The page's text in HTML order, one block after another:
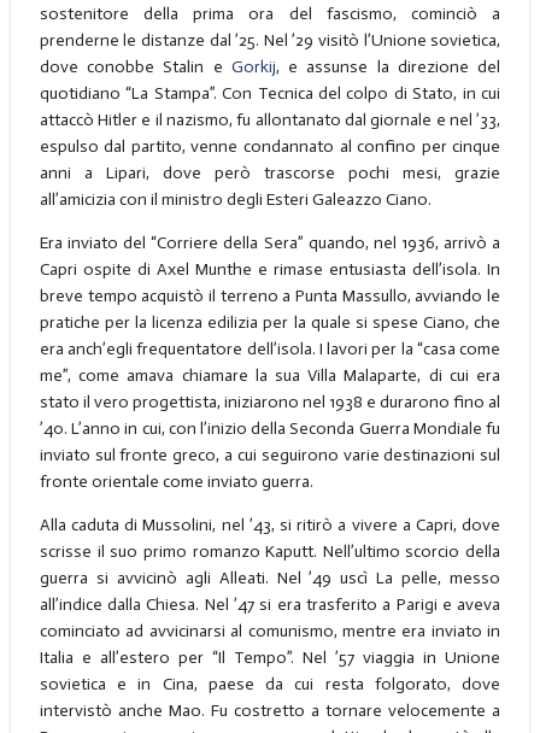
sostenitore della prima ora del fascismo, cominciò a
prenderne le distanze dal ’25. Nel ’29 visitò l’Unione sovietica,
dove conobbe Stalin e Gorkij, e assunse la direzione del
quotidiano “La Stampa”. Con Tecnica del colpo di Stato, in cui
attaccò Hitler e il nazismo, fu allontanato dal giornale e nel ’33,
espulso dal partito, venne condannato al confino per cinque
anni a Lipari, dove però trascorse pochi mesi, grazie
all’amicizia con il ministro degli Esteri Galeazzo Ciano.
Era inviato del “Corriere della Sera” quando, nel 1936, arrivò a
Capri ospite di Axel Munthe e rimase entusiasta dell’isola. In
breve tempo acquistò il terreno a Punta Massullo, avviando le
pratiche per la licenza edilizia per la quale si spese Ciano, che
era anch’egli frequentatore dell’isola. I lavori per la “casa come
me”, come amava chiamare la sua Villa Malaparte, di cui era
stato il vero progettista, iniziarono nel 1938 e durarono fino al
’40. L’anno in cui, con l’inizio della Seconda Guerra Mondiale fu
inviato sul fronte greco, a cui seguirono varie destinazioni sul
fronte orientale come inviato guerra.
Alla caduta di Mussolini, nel ’43, si ritirò a vivere a Capri, dove
scrisse il suo primo romanzo Kaputt. Nell’ultimo scorcio della
guerra si avvicinò agli Alleati. Nel ’49 uscì La pelle, messo
all’indice dalla Chiesa. Nel ’47 si era trasferito a Parigi e aveva
cominciato ad avvicinarsi al comunismo, mentre era inviato in
Italia e all’estero per “Il Tempo”. Nel ’57 viaggia in Unione
sovietica e in Cina, paese da cui resta folgorato, dove
intervistò anche Mao. Fu costretto a tornare velocemente a